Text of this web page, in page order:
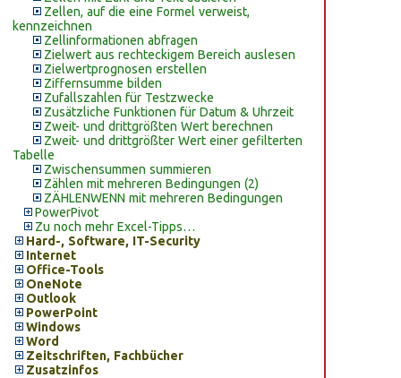
Zellen, auf die eine Formel verweist,
kennzeichnen
Zellinformationen abfragen
Zielwert aus rechteckigem Bereich auslesen
Zielwertprognosen erstellen
Ziffernsumme bilden
Zufallszahlen für Testzwecke
Zusätzliche Funktionen für Datum & Uhrzeit
Zweit- und drittgrößten Wert berechnen
Zweit- und drittgrößter Wert einer gefilterten
Tabelle
Zwischensummen summieren
Zählen mit mehreren Bedingungen (2)
ZÄHLENWENN mit mehreren Bedingungen
PowerPivot
Zu noch mehr Excel-Tipps…
Hard-, Software, IT-Security
Internet
Office-Tools
OneNote
Outlook
PowerPoint
Windows
Word
Zeitschriften, Fachbücher
Zusatzinfos